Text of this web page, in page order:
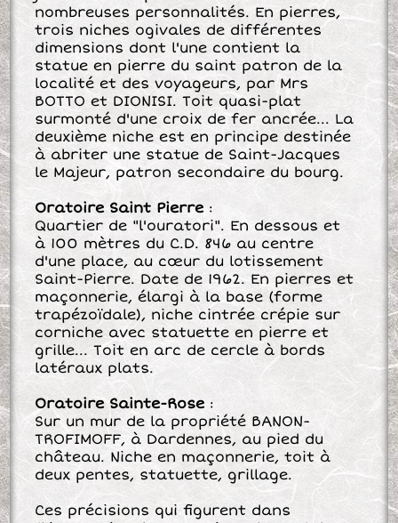
nombreuses personnalités. En pierres,
trois niches ogivales de différentes
dimensions dont l'une contient la
statue en pierre du saint patron de la
localité et des voyageurs, par Mrs
BOTTO et DIONISI. Toit quasi-plat
surmonté d'une croix de fer ancrée... La
deuxième niche est en principe destinée
à abriter une statue de Saint-Jacques
le Majeur, patron secondaire du bourg.
Oratoire Saint Pierre:
Quartier de "l'ouratori". En dessous et
à 100 mètres du C.D. 846 au centre
d'une place, au cœur du lotissement
Saint-Pierre. Date de 1962. En pierres et
maçonnerie, élargi à la base (forme
trapézoïdale), niche cintrée crépie sur
corniche avec statuette en pierre et
grille... Toit en arc de cercle à bords
latéraux plats.
Oratoire Sainte-Rose :
Sur un mur de la propriété BANON-
TROFIMOFF, à Dardennes, au pied du
château. Niche en maçonnerie, toit à
deux pentes, statuette, grillage.
Ces précisions qui ﬁgurent dans